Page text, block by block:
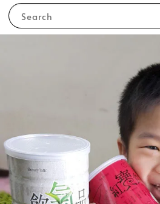
Search